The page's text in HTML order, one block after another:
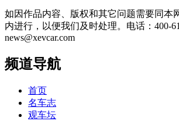
如因作品内容、版权和其它问题需要同本
内进行，以便我们及时处理。电话：400-
news@xevcar.com
频道导航
首页
名车志
观车坛